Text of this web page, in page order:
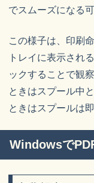
でスムーズになる
この様子は、印刷
トレイに表示され
ックすることで観
ときはスプール中
ときはスプールは
Windowsで